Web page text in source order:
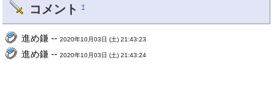
コメント †
進め鎌 --2020年10月03日 (土) 21:43:23
進め鎌 --2020年10月03日 (土) 21:43:24